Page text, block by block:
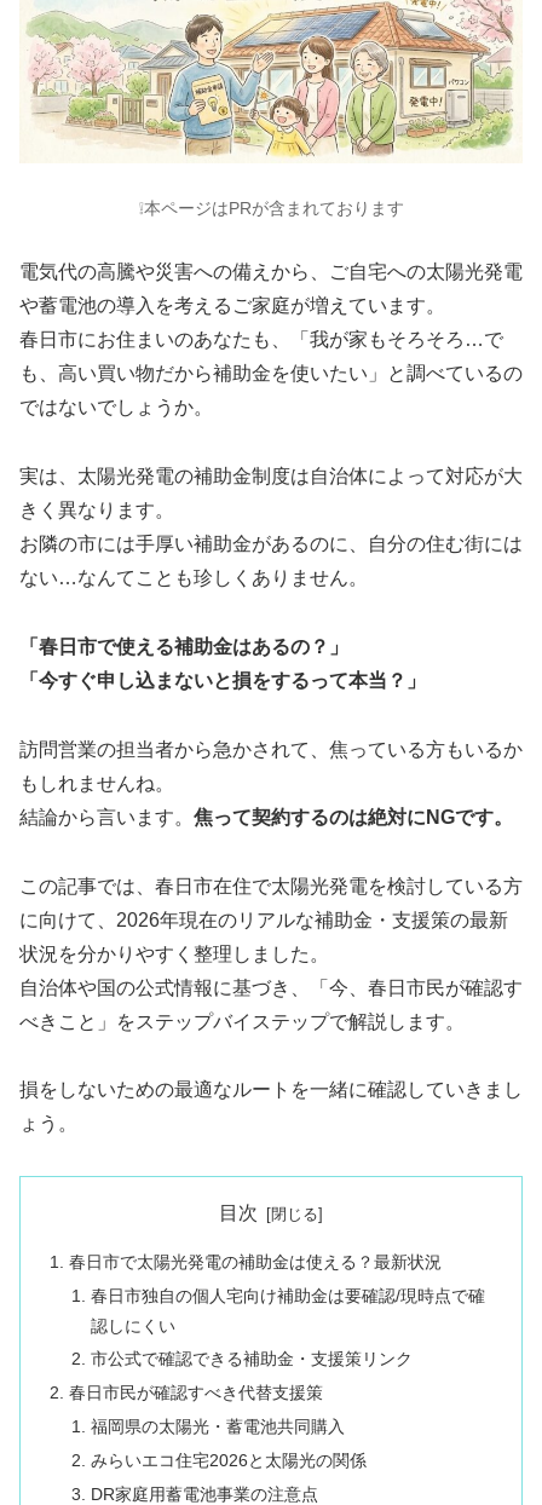
❕本ページはPRが含まれております
電気代の高騰や災害への備えから、ご自宅への太陽光発電
や蓄電池の導入を考えるご家庭が増えています。
春日市にお住まいのあなたも、「我が家もそろそろ…で
も、高い買い物だから補助金を使いたい」と調べているの
ではないでしょうか。
実は、太陽光発電の補助金制度は自治体によって対応が大
きく異なります。
お隣の市には手厚い補助金があるのに、自分の住む街には
ない…なんてことも珍しくありません。
「春日市で使える補助金はあるの？」
「今すぐ申し込まないと損をするって本当？」
訪問営業の担当者から急かされて、焦っている方もいるか
もしれませんね。
結論から言います。 焦って契約するのは絶対にNGです。
この記事では、春日市在住で太陽光発電を検討している方
に向けて、2026年現在のリアルな補助金・支援策の最新
状況を分かりやすく整理しました。
自治体や国の公式情報に基づき、「今、春日市民が確認す
べきこと」をステップバイステップで解説します。
損をしないための最適なルートを一緒に確認していきまし
ょう。
目次
春日市で太陽光発電の補助金は使える？最新状況
春日市独自の個人宅向け補助金は要確認/現時点で確
認しにくい
市公式で確認できる補助金・支援策リンク
春日市民が確認すべき代替支援策
福岡県の太陽光・蓄電池共同購入
みらいエコ住宅2026と太陽光の関係
DR家庭用蓄電池事業の注意点